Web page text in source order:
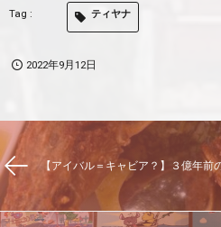
ティヤナ
2022年9月12日
【アイバル＝キャビア？】３億年